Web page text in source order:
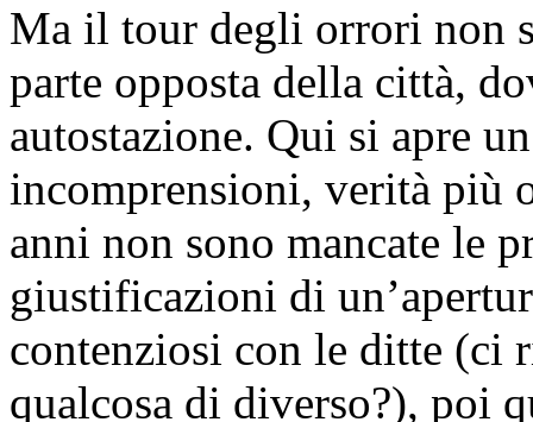
Ma il tour degli orrori non
parte opposta della città,
autostazione. Qui si apre
incomprensioni, verità più
anni non sono mancate le
giustificazioni di
contenziosi con le ditte (ci
qualcosa di diverso?), poi